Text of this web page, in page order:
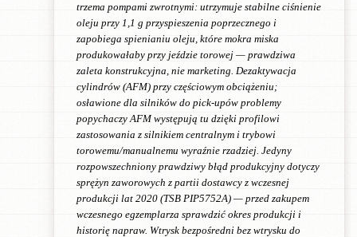
trzema pompami zwrotnymi: utrzymuje stabilne ciśnienie
oleju przy 1,1 g przyspieszenia poprzecznego i
zapobiega spienianiu oleju, które mokra miska
produkowałaby przy jeździe torowej — prawdziwa
zaleta konstrukcyjna, nie marketing. Dezaktywacja
cylindrów (AFM) przy częściowym obciążeniu;
osławione dla silników do pick-upów problemy
popychaczy AFM występują tu dzięki profilowi
zastosowania z silnikiem centralnym i trybowi
torowemu/manualnemu wyraźnie rzadziej. Jedyny
rozpowszechniony prawdziwy błąd produkcyjny dotyczy
sprężyn zaworowych z partii dostawcy z wczesnej
produkcji lat 2020 (TSB PIP5752A) — przed zakupem
wczesnego egzemplarza sprawdzić okres produkcji i
historię napraw. Wtrysk bezpośredni bez wtrysku do